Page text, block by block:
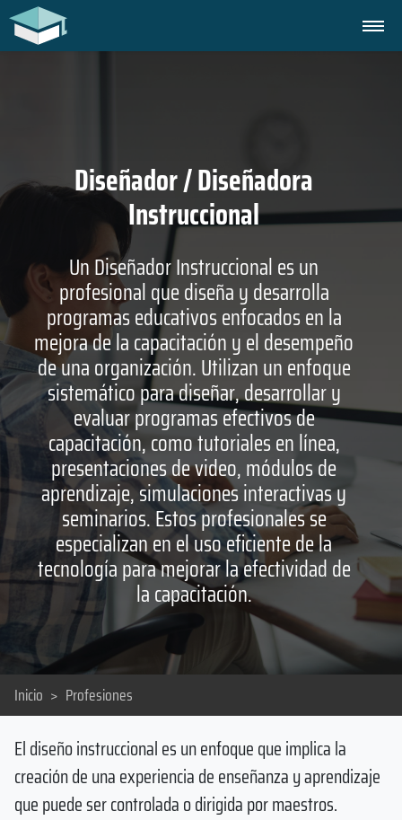
Diseñador / Diseñadora
Instruccional
Un Diseñador Instruccional es un
profesional que diseña y desarrolla
programas educativos enfocados en la
mejora de la capacitación y el desempeño
de una organización. Utilizan un enfoque
sistemático para diseñar, desarrollar y
evaluar programas efectivos de
capacitación, como tutoriales en línea,
presentaciones de video, módulos de
aprendizaje, simulaciones interactivas y
seminarios. Estos profesionales se
especializan en el uso eficiente de la
tecnología para mejorar la efectividad de
la capacitación.
Inicio > Profesiones
El diseño instruccional es un enfoque que implica la
creación de una experiencia de enseñanza y aprendizaje
que puede ser controlada o dirigida por maestros.